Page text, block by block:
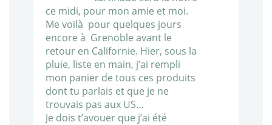
ce midi, pour mon amie et moi.
Me voilà pour quelques jours
encore à Grenoble avant le
retour en Californie. Hier, sous la
pluie, liste en main, j’ai rempli
mon panier de tous ces produits
dont tu parlais et que je ne
trouvais pas aux US…
Je dois t’avouer que j’ai été